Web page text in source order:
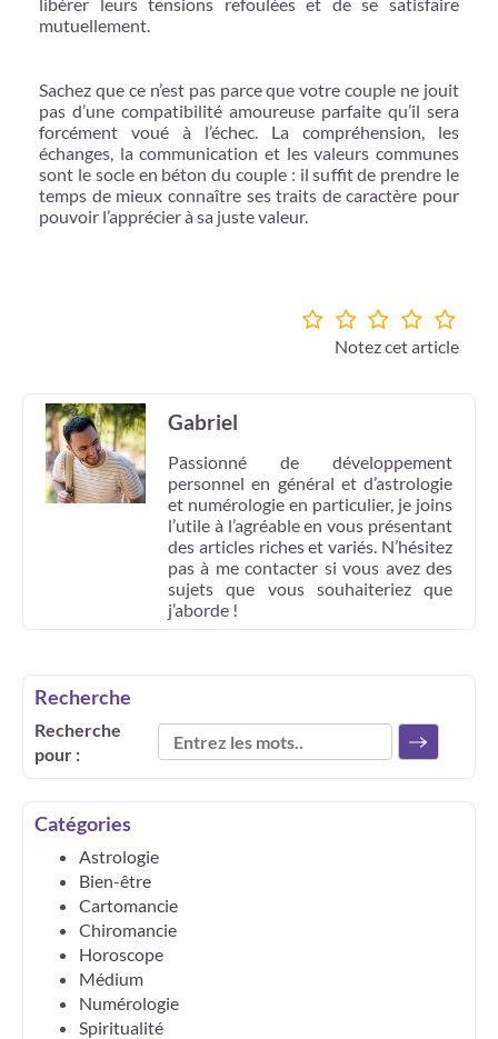
mutuellement.
Sachez que ce n’est pas parce que votre couple ne jouit
pas d’une compatibilité amoureuse parfaite qu’il sera
forcément voué à l’échec. La compréhension, les
échanges, la communication et les valeurs communes
sont le socle en béton du couple : il suffit de prendre le
temps de mieux connaître ses traits de caractère pour
pouvoir l’apprécier à sa juste valeur.
Notez cet article
Gabriel
Passionné de développement
personnel en général et d’astrologie
et numérologie en particulier, je joins
l’utile à l’agréable en vous présentant
des articles riches et variés. N’hésitez
pas à me contacter si vous avez des
sujets que vous souhaiteriez que
j’aborde !
Recherche
Recherche
pour :
Catégories
Astrologie
Bien-être
Cartomancie
Chiromancie
Horoscope
Médium
Numérologie
Spiritualité